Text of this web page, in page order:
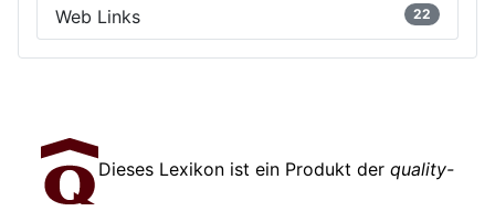
Web Links 22
Dieses Lexikon ist ein Produkt der quality-